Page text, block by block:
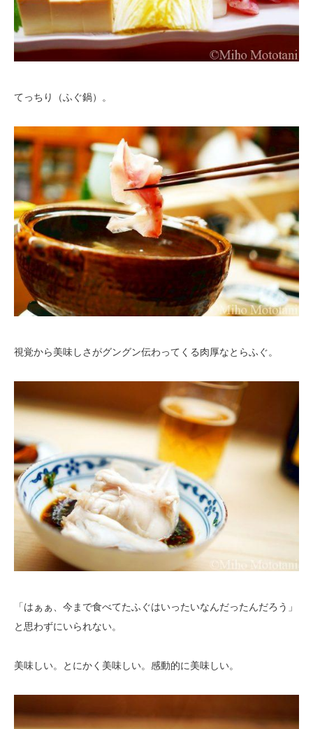
てっちり（ふぐ鍋）。
視覚から美味しさがグングン伝わってくる肉厚なとらふぐ。
「はぁぁ、今まで食べてたふぐはいったいなんだったんだろう」
と思わずにいられない。
美味しい。とにかく美味しい。感動的に美味しい。